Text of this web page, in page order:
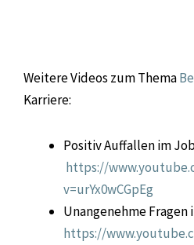
Weitere Videos zum Thema
Karriere:
Positiv Auffallen im
https://
v=urYx0wCGpEg
Unangenehme
https://